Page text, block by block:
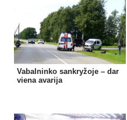
Vabalninko sankryžoje – dar
viena avarija